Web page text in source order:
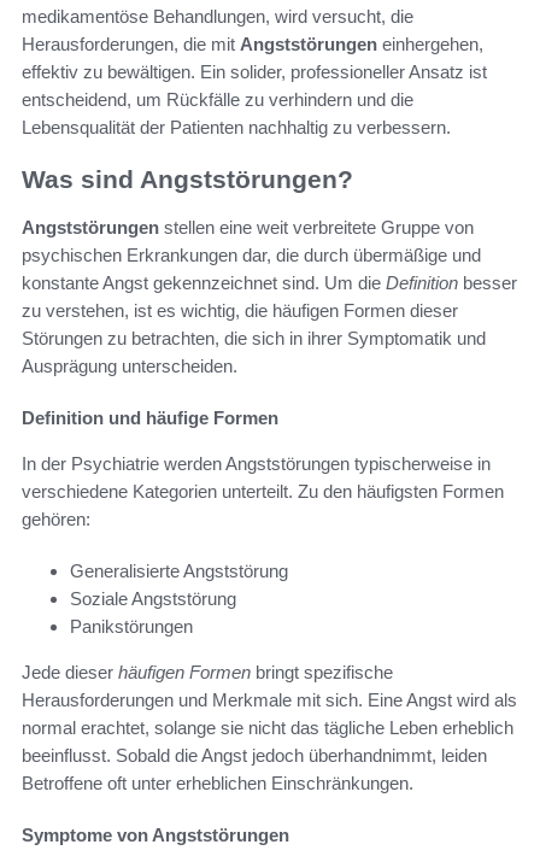
medikamentöse Behandlungen, wird versucht, die
Herausforderungen, die mit Angststörungen einhergehen,
effektiv zu bewältigen. Ein solider, professioneller Ansatz ist
entscheidend, um Rückfälle zu verhindern und die
Lebensqualität der Patienten nachhaltig zu verbessern.
Was sind Angststörungen?
Angststörungen stellen eine weit verbreitete Gruppe von
psychischen Erkrankungen dar, die durch übermäßige und
konstante Angst gekennzeichnet sind. Um die Definition besser
zu verstehen, ist es wichtig, die häufigen Formen dieser
Störungen zu betrachten, die sich in ihrer Symptomatik und
Ausprägung unterscheiden.
Definition und häufige Formen
In der Psychiatrie werden Angststörungen typischerweise in
verschiedene Kategorien unterteilt. Zu den häufigsten Formen
gehören:
Generalisierte Angststörung
Soziale Angststörung
Panikstörungen
Jede dieser häufigen Formen bringt spezifische
Herausforderungen und Merkmale mit sich. Eine Angst wird als
normal erachtet, solange sie nicht das tägliche Leben erheblich
beeinflusst. Sobald die Angst jedoch überhandnimmt, leiden
Betroffene oft unter erheblichen Einschränkungen.
Symptome von Angststörungen